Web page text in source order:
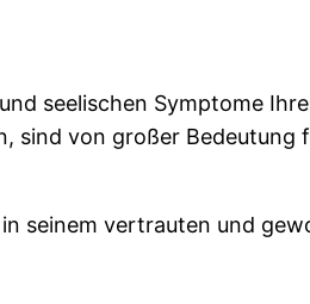
seelischen Symptome
sind von großer Bedeutung
seinem vertrauten und